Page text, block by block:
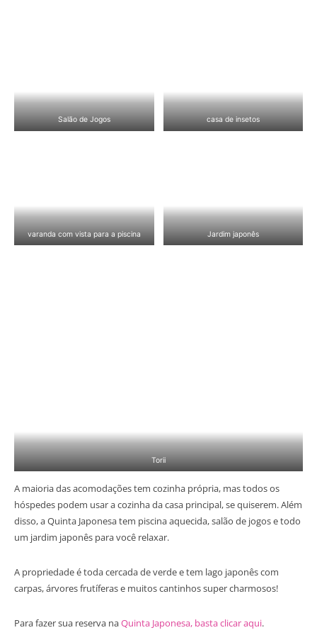
Salão de Jogos casa de insetos
varanda com vista para a piscina Jardim japonês
Torii
A maioria das acomodações tem cozinha própria, mas todos os
hóspedes podem usar a cozinha da casa principal, se quiserem. Além
disso, a Quinta Japonesa tem piscina aquecida, salão de jogos e todo
um jardim japonês para você relaxar.
A propriedade é toda cercada de verde e tem lago japonês com
carpas, árvores frutíferas e muitos cantinhos super charmosos!
Para fazer sua reserva naQuinta Japonesa, basta clicar aqui.